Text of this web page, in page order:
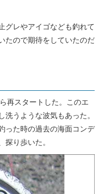
グレやアイゴなども釣れて
たので期待をしていたのだ
再スタートした。このエ
うような波気もあった。
った時の過去の海面コンデ
り歩いた。